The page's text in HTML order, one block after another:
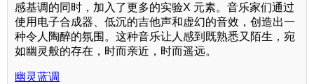
感基调的同时，加入了更多的实验X 元素。音乐家们通过
使用电子合成器、低沉的吉他声和虚幻的音效，创造出一
种令人陶醉的氛围。这种音乐让人感到既熟悉又陌生，宛
如幽灵般的存在，时而亲近，时而遥远。
幽灵蓝调